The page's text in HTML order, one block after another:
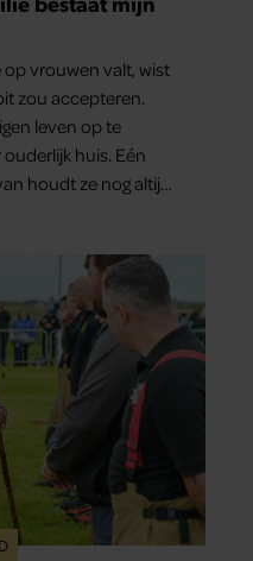
op vrouwen valt, wist
zou accepteren.
leven op te
huis. Eén
houdt ze nog altijd